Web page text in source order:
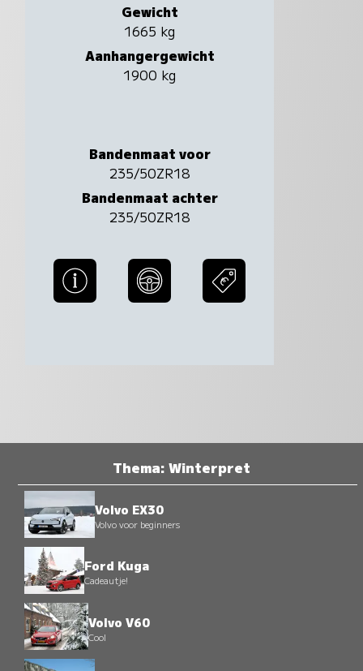
Gewicht
1665 kg
Aanhangergewicht
1900 kg
Bandenmaat voor
235/50ZR18
Bandenmaat achter
235/50ZR18
Thema: Winterpret
Volvo EX30
Volvo voor beginners
Ford Kuga
Cadeautje!
Volvo V60
Cool